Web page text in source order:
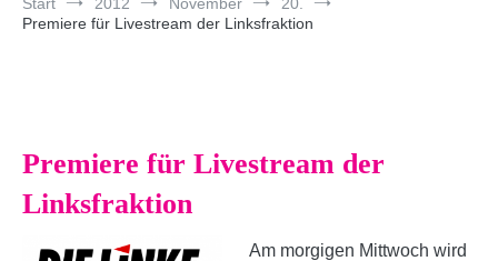
Premiere für Livestream der Linksfraktion
Premiere für Livestream der
Linksfraktion
Am morgigen Mittwoch wird